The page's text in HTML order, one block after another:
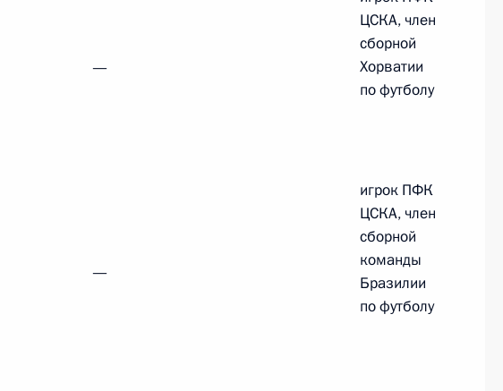
—
ЦСКА, член
сборной
Хорватии
по футболу
—
игрок ПФК
ЦСКА, член
сборной
команды
Бразилии
по футболу